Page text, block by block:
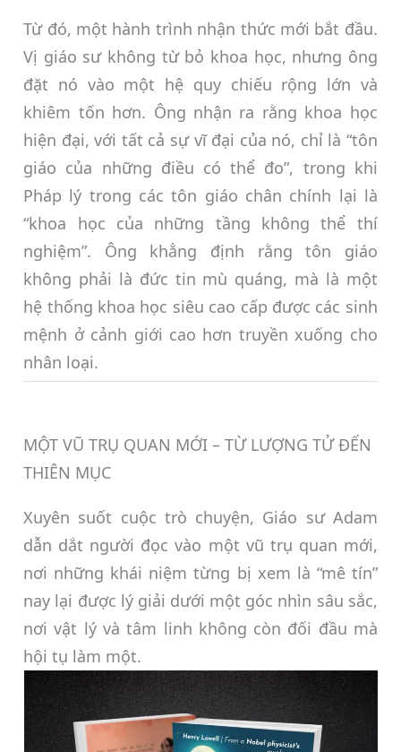
Từ đó, một hành trình nhận thức mới bắt đầu.
Vị giáo sư không từ bỏ khoa học, nhưng ông
đặt nó vào một hệ quy chiếu rộng lớn và
khiêm tốn hơn. Ông nhận ra rằng khoa học
hiện đại, với tất cả sự vĩ đại của nó, chỉ là “tôn
giáo của những điều có thể đo”, trong khi
Pháp lý trong các tôn giáo chân chính lại là
“khoa học của những tầng không thể thí
nghiệm”. Ông khẳng định rằng tôn giáo
không phải là đức tin mù quáng, mà là một
hệ thống khoa học siêu cao cấp được các sinh
mệnh ở cảnh giới cao hơn truyền xuống cho
nhân loại.
MỘT VŨ TRỤ QUAN MỚI – TỪ LƯỢNG TỬ ĐẾN
THIÊN MỤC
Xuyên suốt cuộc trò chuyện, Giáo sư Adam
dẫn dắt người đọc vào một vũ trụ quan mới,
nơi những khái niệm từng bị xem là “mê tín”
nay lại được lý giải dưới một góc nhìn sâu sắc,
nơi vật lý và tâm linh không còn đối đầu mà
hội tụ làm một.